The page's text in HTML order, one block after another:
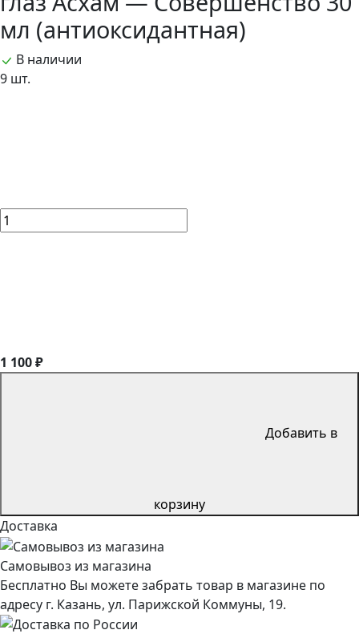
мл (антиоксидантная)
В наличии
9 шт.
1 100 ₽
Добавить в
корзину
Доставка
Самовывоз из магазина
Бесплатно Вы можете забрать товар в магазине по
адресу г. Казань, ул. Парижской Коммуны, 19.